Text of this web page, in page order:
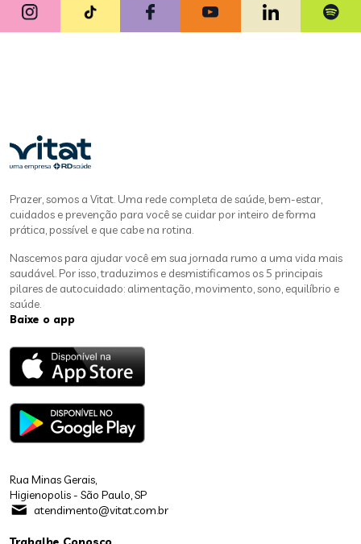
Prazer, somos a Vitat. Uma rede completa de saúde, bem-estar,
cuidados e prevenção para você se cuidar por inteiro de forma
prática, possível e que cabe na rotina.
Nascemos para ajudar você em sua jornada rumo a uma vida mais
saudável. Por isso, traduzimos e desmistificamos os 5 principais
pilares de autocuidado: alimentação, movimento, sono, equilíbrio e
saúde.
Baixe o app
Rua Minas Gerais,
Higienopolis - São Paulo, SP
atendimento@vitat.com.br